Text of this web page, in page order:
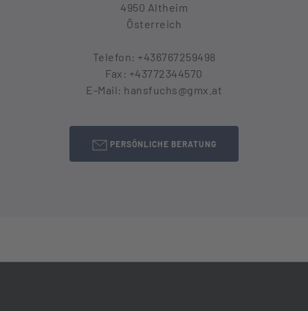
4950 Altheim
Österreich
Telefon: +436767259498
Fax: +43772344570
E-Mail: hansfuchs@gmx.at
PERSÖNLICHE BERATUNG